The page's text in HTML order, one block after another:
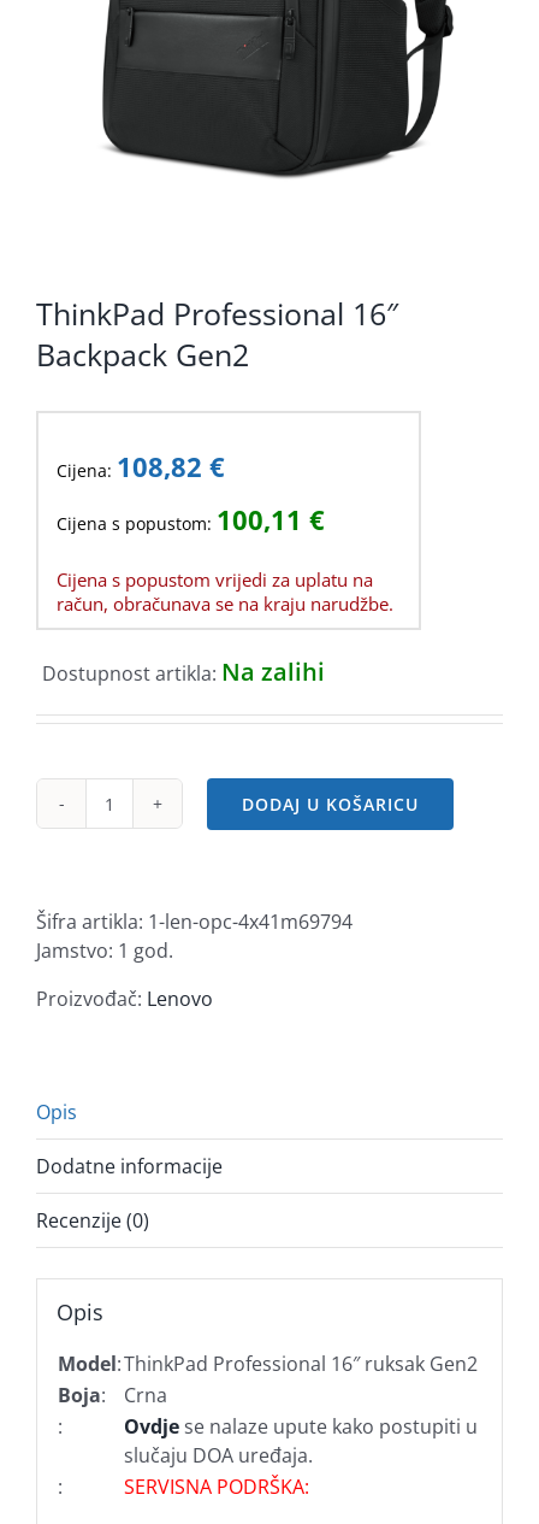
POTROŠNI
ThinkPad Professional 16″
Backpack Gen2
Cijena: 108,82 €
Cijena s popustom: 100,11 €
Cijena s popustom vrijedi za uplatu na
račun, obračunava se na kraju narudžbe.
Dostupnost artikla: Na zalihi
ThinkPad
Gen2
količina
DODAJ U KOŠARICU
Šifra artikla: 1-len-opc-4x41m69794
Jamstvo: 1 god.
Proizvođač: Lenovo
Opis
Dodatne informacije
Recenzije (0)
Opis
Model:ThinkPad Professional 16″ ruksak Gen2
Boja:
Crna
:
Ovdjese nalaze upute kako postupiti u
slučaju DOA uređaja.
:
SERVISNA PODRŠKA: